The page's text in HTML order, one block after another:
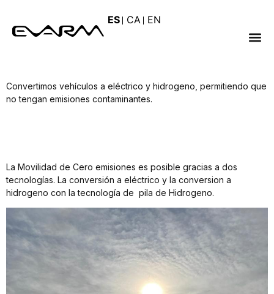
ES CA EN
Movilidad de Cero
Convertimos vehículos a eléctrico y hidrogeno, permitiendo que
no tengan emisiones contaminantes.
La Movilidad de Cero emisiones es posible gracias a dos
tecnologías. La conversión a eléctrico y la conversion a
hidrogeno con la tecnología de pila de Hidrogeno.